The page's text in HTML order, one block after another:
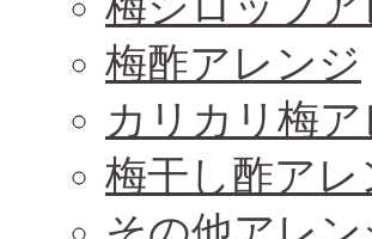
梅酢アレンジ
カリカリ梅
梅干し酢アレ